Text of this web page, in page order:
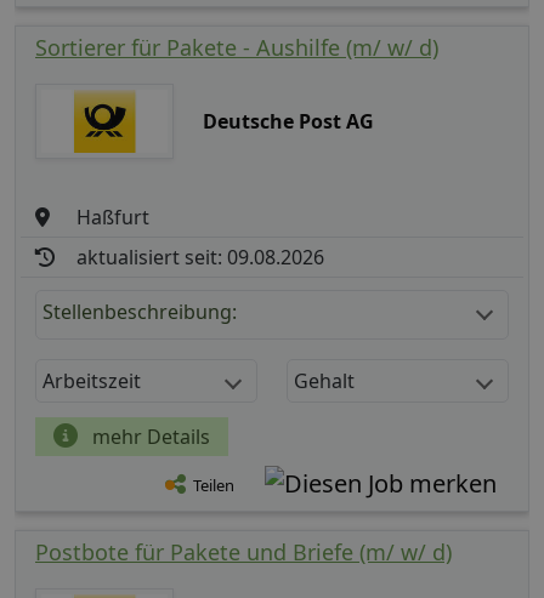
Sortierer für Pakete - Aushilfe (m/ w/ d)
Deutsche Post AG
Haßfurt
aktualisiert seit: 09.08.2026
Stellenbeschreibung:
Arbeitszeit Gehalt
mehr Details
Teilen
Postbote für Pakete und Briefe (m/ w/ d)